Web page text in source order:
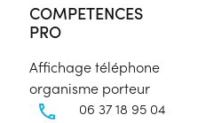
COMPETENCES
PRO
Affichage téléphone
organisme porteur
06 37 18 95 04